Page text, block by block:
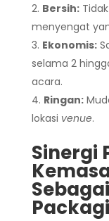
Bersih:
menyengat
Ekonomis:
selama 2
acara.
Ringan:
lokasi venue.
Sinergi